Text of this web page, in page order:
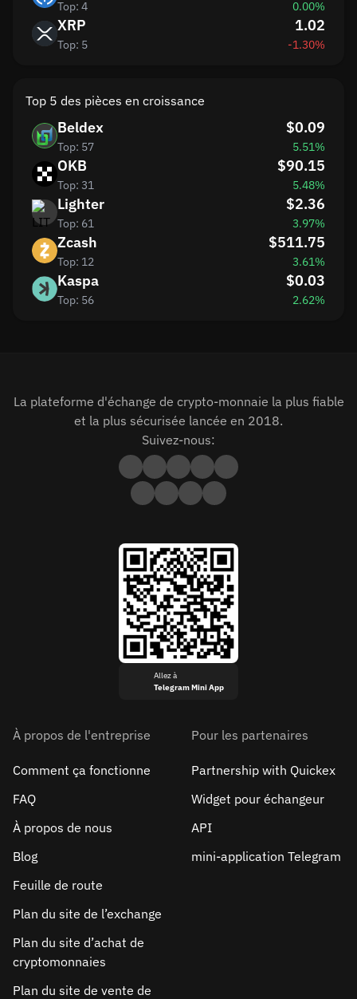
Top: 4 0.00%
XRP
Top: 5
1.02
-1.30%
Top 5 des pièces en croissance
Beldex
Top: 57
$0.09
5.51%
OKB
Top: 31
$90.15
5.48%
Lighter
Top: 61
$2.36
3.97%
Zcash
Top: 12
$511.75
3.61%
Kaspa
Top: 56
$0.03
2.62%
La plateforme d'échange de crypto-monnaie la plus fiable
et la plus sécurisée lancée en 2018.
Suivez-nous:
Allez à
Telegram Mini App
À propos de l'entreprise
Comment ça fonctionne
FAQ
À propos de nous
Blog
Feuille de route
Plan du site de l’exchange
Plan du site d’achat de
cryptomonnaies
Plan du site de vente de
Pour les partenaires
Partnership with Quickex
Widget pour échangeur
API
mini-application Telegram